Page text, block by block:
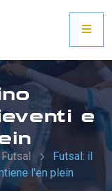
e
Futsal
Futsal: il
l'en plein